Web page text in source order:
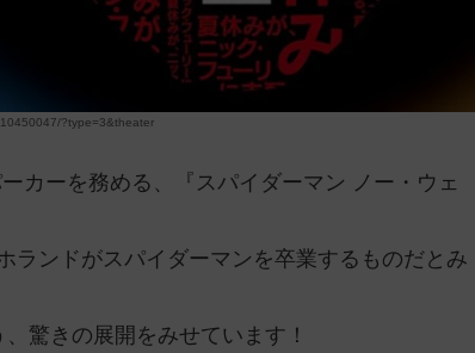
?type=3&theater
カーを務める、『スパイダーマン ノー・ウェ
ランドがスパイダーマンを卒業するものだとみ
驚きの展開をみせています！